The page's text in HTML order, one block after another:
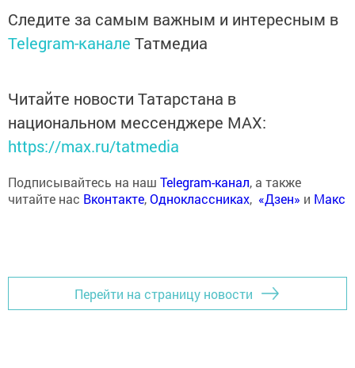
Следите за самым важным и интересным в
Telegram-канале Татмедиа
Читайте новости Татарстана в
национальном мессенджере MАХ:
https://max.ru/tatmedia
Подписывайтесь на наш Telegram-канал, а также
читайте нас Вконтакте,Одноклассниках, «Дзен» и Макс
Перейти на страницу новости